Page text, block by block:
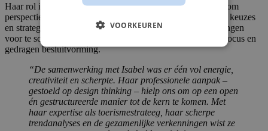
Haar rol is die van strategisch begeleider: iemand die helpt om
perspectieven samen te brengen, scherpte aan te brengen in keuzes
en strategie te laten landen in de praktijk. Niet door oplossingen
voor te schrijven, maar door samen te werken aan inzicht, focus en
gedragen besluitvorming.
“De samenwerking met Isabel was er één vol energie,
creativiteit en scherpte. Haar professionele aanpak –
gestoeld op design thinking – hielp ons om op een open
én gestructureerde manier tot de kern te komen. Met
haar expertise als toerismestrateeg, haar scherpe
trendanalyses en de gezamenlijke verkenningen wist ze
VOORKEUREN